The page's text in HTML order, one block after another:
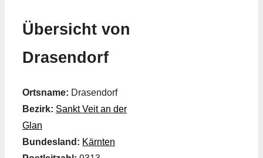
Übersicht von
Drasendorf
Ortsname: Drasendorf
Bezirk: Sankt Veit an der
Glan
Bundesland: Kärnten